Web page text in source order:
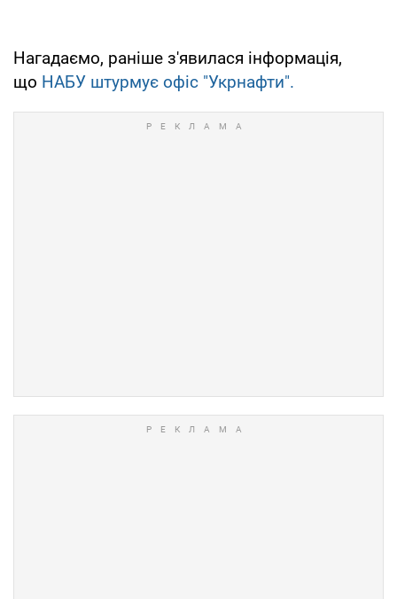
Нагадаємо, раніше з'явилася інформація,
що НАБУ штурмує офіс "Укрнафти".